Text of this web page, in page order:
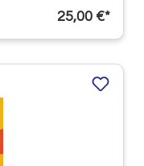
25,00 €*